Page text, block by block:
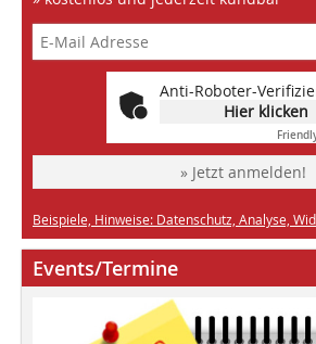
Anti-Roboter-
Hier klicken
» Jetzt anmelden!
Beispiele, Hinweise: Datenschutz, Analyse,
Events/Termine